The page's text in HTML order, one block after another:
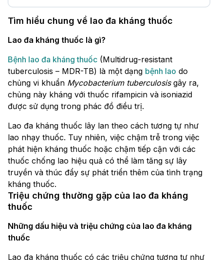
Tìm hiểu chung về lao đa kháng thuốc
Lao đa kháng thuốc là gì?
Bệnh lao đa kháng thuốc (Multidrug-resistant
tuberculosis – MDR-TB) là một dạng bệnh lao do
chủng vi khuẩn Mycobacterium tuberculosisgây ra,
chủng này kháng với thuốc rifampicin và isoniazid
được sử dụng trong phác đồ điều trị.
Lao đa kháng thuốc lây lan theo cách tương tự như
lao nhạy thuốc. Tuy nhiên, việc chậm trễ trong việc
phát hiện kháng thuốc hoặc chậm tiếp cận với các
thuốc chống lao hiệu quả có thể làm tăng sự lây
truyền và thúc đẩy sự phát triển thêm của tình trạng
kháng thuốc.
Triệu chứng thường gặp của lao đa kháng
thuốc
Những dấu hiệu và triệu chứng của lao đa kháng
thuốc
Lao đa kháng thuốc có các triệu chứng tương tự như